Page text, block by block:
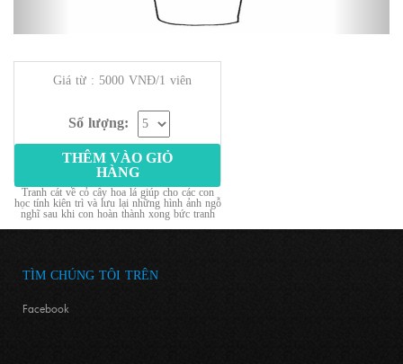
Giá từ : 5000 VNĐ/1 viên
Số lượng:
THÊM VÀO GIỎ
HÀNG
Tranh cát về cỏ cây hoa lá giúp cho các con
học tính kiên trì và lưu lại những hình ảnh ngỗ
nghĩ sau khi con hoàn thành xong bức tranh
TÌM CHÚNG TÔI TRÊN
Facebook